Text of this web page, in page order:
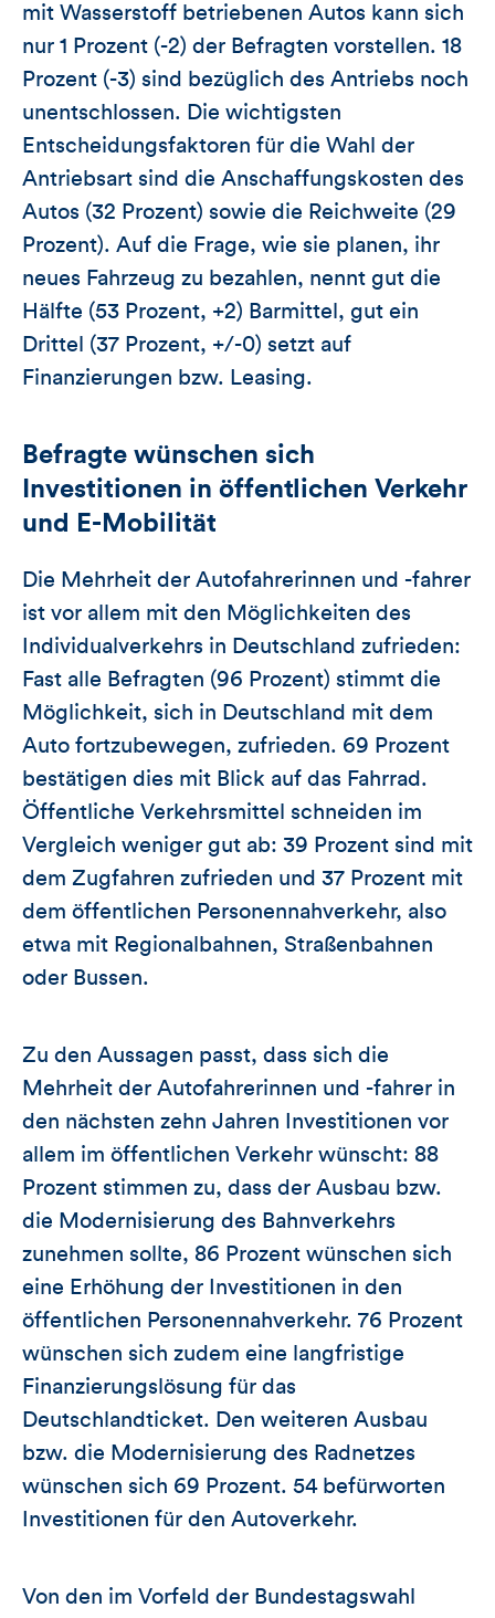
mit Wasserstoff betriebenen Autos kann sich
nur 1 Prozent (-2) der Befragten vorstellen. 18
Prozent (-3) sind bezüglich des Antriebs noch
unentschlossen. Die wichtigsten
Entscheidungsfaktoren für die Wahl der
Antriebsart sind die Anschaffungskosten des
Autos (32 Prozent) sowie die Reichweite (29
Prozent). Auf die Frage, wie sie planen, ihr
neues Fahrzeug zu bezahlen, nennt gut die
Hälfte (53 Prozent, +2) Barmittel, gut ein
Drittel (37 Prozent, +/-0) setzt auf
Finanzierungen bzw. Leasing.
Befragte wünschen sich
Investitionen in öffentlichen Verkehr
und E-Mobilität
Die Mehrheit der Autofahrerinnen und -fahrer
ist vor allem mit den Möglichkeiten des
Individualverkehrs in Deutschland zufrieden:
Fast alle Befragten (96 Prozent) stimmt die
Möglichkeit, sich in Deutschland mit dem
Auto fortzubewegen, zufrieden. 69 Prozent
bestätigen dies mit Blick auf das Fahrrad.
Öffentliche Verkehrsmittel schneiden im
Vergleich weniger gut ab: 39 Prozent sind mit
dem Zugfahren zufrieden und 37 Prozent mit
dem öffentlichen Personennahverkehr, also
etwa mit Regionalbahnen, Straßenbahnen
oder Bussen.
Zu den Aussagen passt, dass sich die
Mehrheit der Autofahrerinnen und -fahrer in
den nächsten zehn Jahren Investitionen vor
allem im öffentlichen Verkehr wünscht: 88
Prozent stimmen zu, dass der Ausbau bzw.
die Modernisierung des Bahnverkehrs
zunehmen sollte, 86 Prozent wünschen sich
eine Erhöhung der Investitionen in den
öffentlichen Personennahverkehr. 76 Prozent
wünschen sich zudem eine langfristige
Finanzierungslösung für das
Deutschlandticket. Den weiteren Ausbau
bzw. die Modernisierung des Radnetzes
wünschen sich 69 Prozent. 54 befürworten
Investitionen für den Autoverkehr.
Von den im Vorfeld der Bundestagswahl